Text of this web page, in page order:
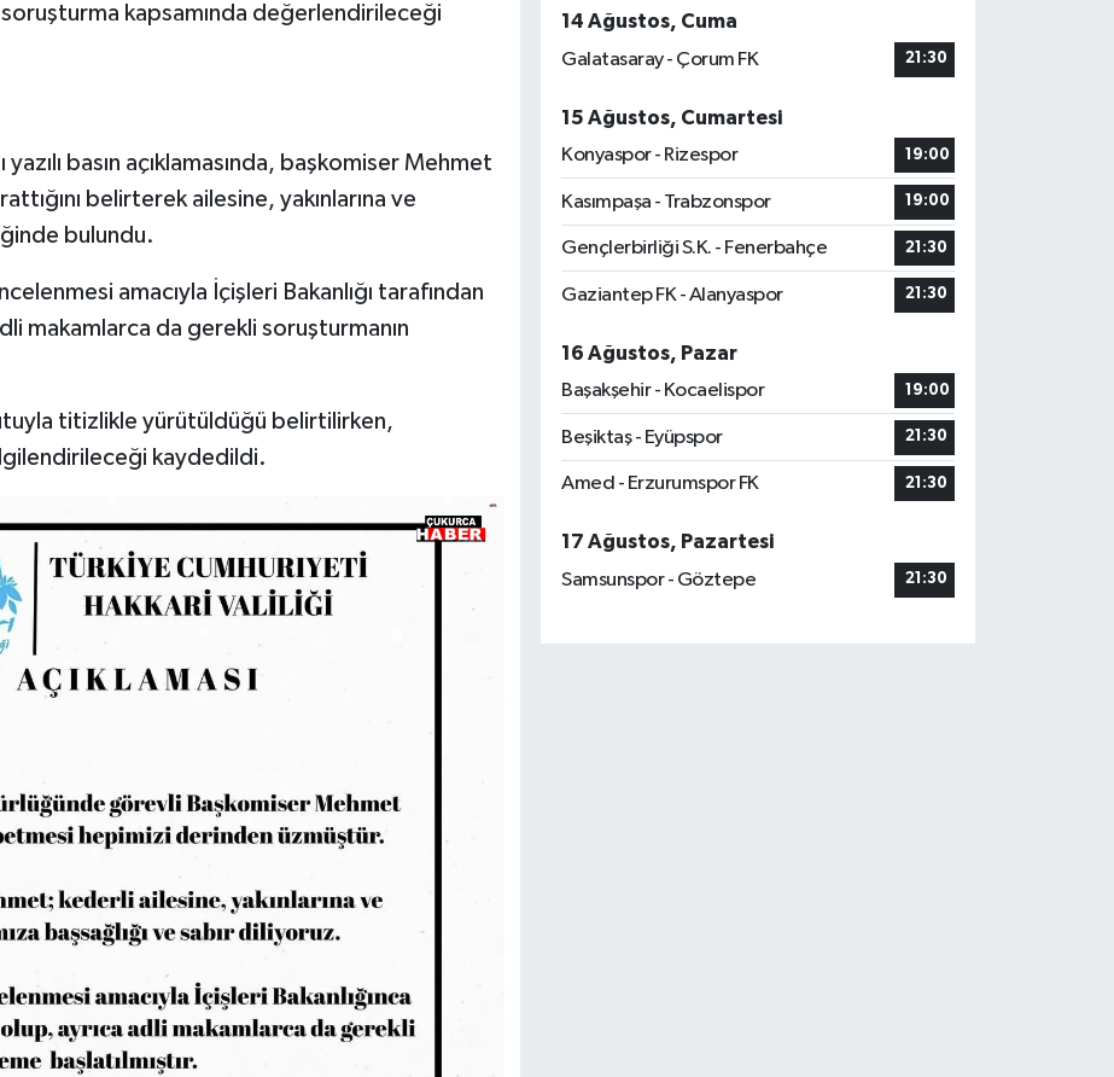
kapsamında değerlendirileceği
basın açıklamasında, başkomiser Mehmet
belirterek ailesine, yakınlarına ve
bulundu.
amacıyla İçişleri Bakanlığı tarafından
makamlarca da gerekli soruşturmanın
titizlikle yürütüldüğü belirtilirken,
kaydedildi.
14 Ağustos, Cuma
Galatasaray - Çorum FK
21:30
15 Ağustos, Cumartesi
Konyaspor - Rizespor
19:00
Kasımpaşa - Trabzonspor 19:00
Gençlerbirliği S.K. - Fenerbahçe 21:30
Gaziantep FK - Alanyaspor 21:30
16 Ağustos, Pazar
Başakşehir - Kocaelispor
19:00
Beşiktaş - Eyüpspor 21:30
Amed - Erzurumspor FK 21:30
17 Ağustos, Pazartesi
Samsunspor - Göztepe
21:30